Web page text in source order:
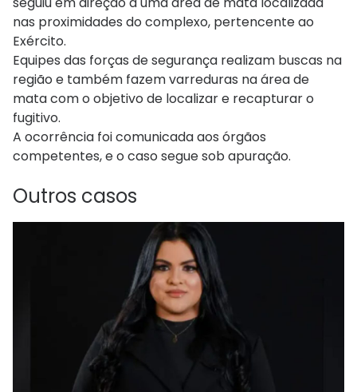
nas proximidades do complexo, pertencente ao
Exército.
Equipes das forças de segurança realizam buscas na
região e também fazem varreduras na área de
mata com o objetivo de localizar e recapturar o
fugitivo.
A ocorrência foi comunicada aos órgãos
competentes, e o caso segue sob apuração.
Outros casos